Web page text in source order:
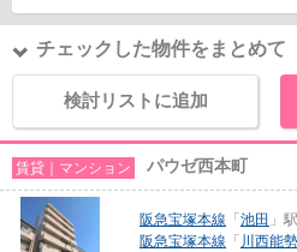
チェックした物件をまとめて
検討リストに追加
賃貸｜マンション パウゼ西本町
阪急宝塚本線 「 池田 」
阪急宝塚本線 「 川西能